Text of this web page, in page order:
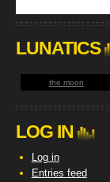
LUNATICS
the moon
LOG IN
Log in
Entries feed